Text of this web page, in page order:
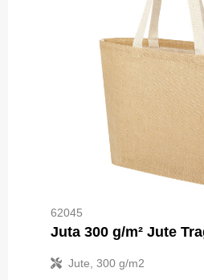
62045
Juta 300 g/m² Jute
Jute, 300 g/m2